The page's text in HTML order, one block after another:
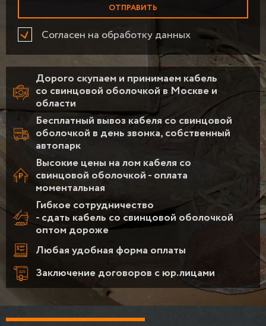
Дорого скупаем и принимаем кабель
со свинцовой оболочкой в Москве и
области
Бесплатный вывоз кабеля со свинцовой
оболочкой в день звонка, собственный
автопарк
Высокие цены на лом кабеля со
свинцовой оболочкой - оплата
моментальная
Гибкое сотрудничество
- сдать кабель со свинцовой оболочкой
оптом дороже
Любая удобная форма оплаты
Заключение договоров с юр.лицами
Согласен на обработку данных